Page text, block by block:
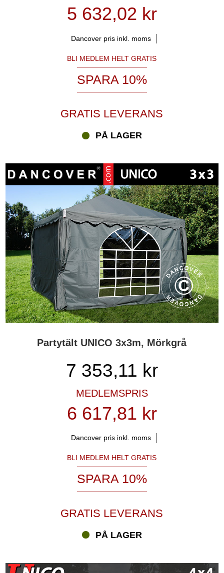
5 632,02 kr
Dancover pris inkl. moms
BLI MEDLEM HELT GRATIS
SPARA 10%
GRATIS LEVERANS
PÅ LAGER
Partytält UNICO 3x3m, Mörkgrå
7 353,11 kr
MEDLEMSPRIS
6 617,81 kr
Dancover pris inkl. moms
BLI MEDLEM HELT GRATIS
SPARA 10%
GRATIS LEVERANS
PÅ LAGER